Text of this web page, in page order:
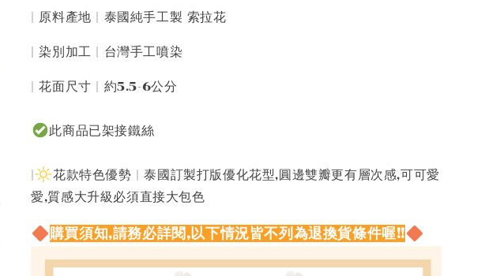
| 原料產地 | 泰國純手工製 索拉花
| 染別加工 | 台灣手工噴染
| 花面尺寸 | 約5.5-6公分
此商品已架接鐵絲
|
花款特色優勢 | 泰國訂製打版優化花型,圓邊雙瓣更有層次感,可可愛
愛,質感大升級必須直接大包色
購買須知,請務必詳閱,以下情況皆不列為退換貨條件喔!!